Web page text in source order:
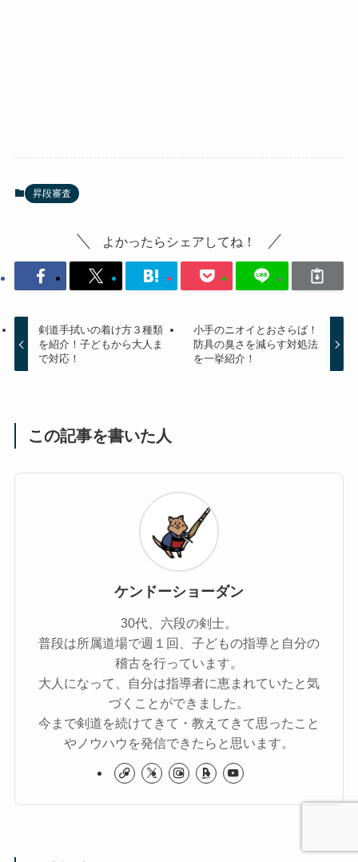
昇段審査
よかったらシェアしてね！
剣道手拭いの着け方３種類
を紹介！子どもから大人ま
で対応！
小手のニオイとおさらば！
防具の臭さを減らす対処法
を一挙紹介！
この記事を書いた人
ケンドーショーダン
30代、六段の剣士。
普段は所属道場で週１回、子どもの指導と自分の
稽古を行っています。
大人になって、自分は指導者に恵まれていたと気
づくことができました。
今まで剣道を続けてきて・教えてきて思ったこと
やノウハウを発信できたらと思います。